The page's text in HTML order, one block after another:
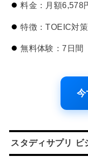
料金：月額6,578
特徴：TOEIC対
無料体験：7日間
今
スタディサプリ ビ